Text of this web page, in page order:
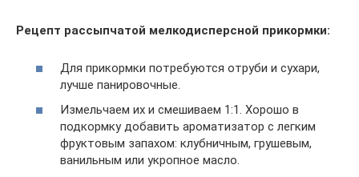
Рецепт рассыпчатой мелкодисперсной прикормки:
Для прикормки потребуются отруби и сухари,
лучше панировочные.
Измельчаем их и смешиваем 1:1. Хорошо в
подкормку добавить ароматизатор с легким
фруктовым запахом: клубничным, грушевым,
ванильным или укропное масло.